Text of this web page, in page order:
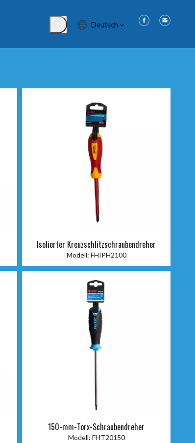
Deutsch
Isolierter Kreuzschlitzschraubendreher
Modell: FHIPH2100
150-mm-Torx-Schraubendreher
Modell: FHT20150